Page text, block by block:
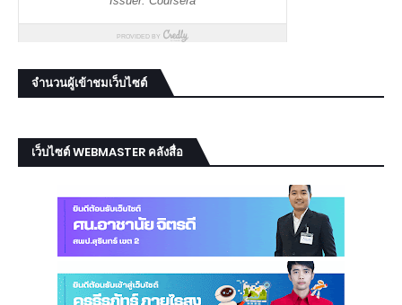
จำนวนผู้เข้าชมเว็บไซต์
เว็บไซต์ WEBMASTER คลังสื่อ